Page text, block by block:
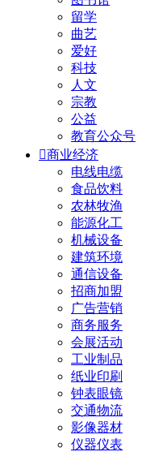
留学
曲艺
爱好
科技
人文
宗教
公益
教育公众号
商业经济
电线电缆
食品饮料
农林牧渔
能源化工
机械设备
建筑环境
通信设备
招商加盟
广告营销
商务服务
会展活动
工业制品
纸业印刷
钟表眼镜
交通物流
影像器材
仪器仪表